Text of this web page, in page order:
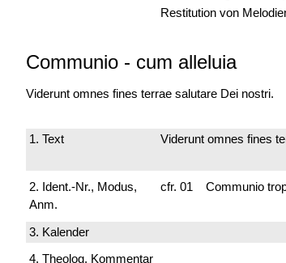
Restitution von
Communio - cum alleluia
Viderunt omnes fines terrae salutare Dei nostri.
1. Text Viderunt omnes fines
2. Ident.-Nr., Modus,
Anm.
cfr. 01 Communio
3. Kalender
4. Theolog. Kommentar